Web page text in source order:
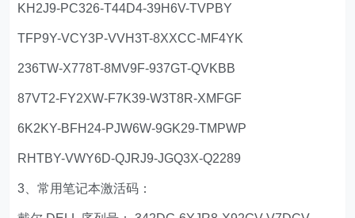
KH2J9-PC326-T44D4-39H6V-TVPBY
TFP9Y-VCY3P-VVH3T-8XXCC-MF4YK
236TW-X778T-8MV9F-937GT-QVKBB
87VT2-FY2XW-F7K39-W3T8R-XMFGF
6K2KY-BFH24-PJW6W-9GK29-TMPWP
RHTBY-VWY6D-QJRJ9-JGQ3X-Q2289
3、常用笔记本激活码：